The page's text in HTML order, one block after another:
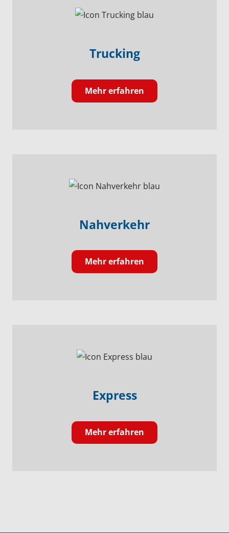
Trucking
Mehr erfahren
Nahverkehr
Mehr erfahren
Express
Mehr erfahren